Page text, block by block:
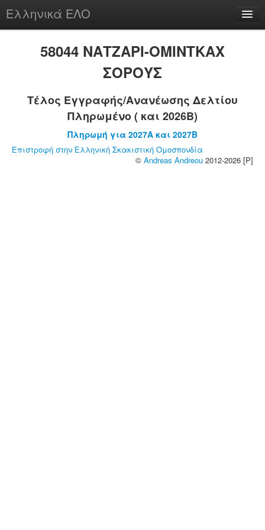
Ελληνικά ΕΛΟ
chesstu.be @ discord
58044 ΝΑΤΖΑΡΙ-ΟΜΙΝΤΚΑΧ
ΣΟΡΟΥΣ
Τέλος Εγγραφής/Ανανέωσης Δελτίου
Πληρωμένο ( και 2026B)
Πληρωμή για 2027A και 2027B
Επιστροφή στην Ελληνική Σκακιστική Ομοσπονδία
© Andreas Andreou 2012-2026 [P]